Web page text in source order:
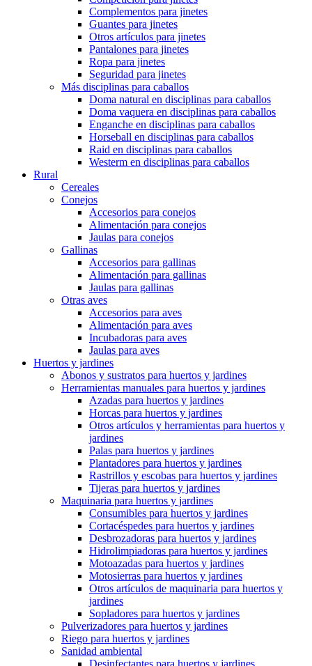
Complementos para jinetes
Guantes para jinetes
Otros artículos para jinetes
Pantalones para jinetes
Ropa para jinetes
Seguridad para jinetes
Más disciplinas para caballos
Doma natural en disciplinas para caballos
Doma vaquera en disciplinas para caballos
Enganche en disciplinas para caballos
Horseball en disciplinas para caballos
Raid en disciplinas para caballos
Westerm en disciplinas para caballos
Rural
Cereales
Conejos
Accesorios para conejos
Alimentación para conejos
Jaulas para conejos
Gallinas
Accesorios para gallinas
Alimentación para gallinas
Jaulas para gallinas
Otras aves
Accesorios para aves
Alimentación para aves
Incubadoras para aves
Jaulas para aves
Huertos y jardines
Abonos y sustratos para huertos y jardines
Herramientas manuales para huertos y jardines
Azadas para huertos y jardines
Horcas para huertos y jardines
Otros artículos y herramientas para huertos y
jardines
Palas para huertos y jardines
Plantadores para huertos y jardines
Rastrillos y escobas para huertos y jardines
Tijeras para huertos y jardines
Maquinaria para huertos y jardines
Consumibles para huertos y jardines
Cortacéspedes para huertos y jardines
Desbrozadoras para huertos y jardines
Hidrolimpiadoras para huertos y jardines
Motoazadas para huertos y jardines
Motosierras para huertos y jardines
Otros artículos de maquinaria para huertos y
jardines
Sopladores para huertos y jardines
Pulverizadores para huertos y jardines
Riego para huertos y jardines
Sanidad ambiental
Desinfectantes para huertos y jardines